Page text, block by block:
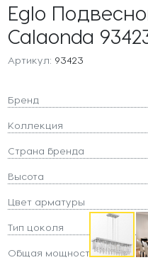
Eglo
Calaonda
Артикул: 93423
Бренд
Коллекция
Страна бренда
Высота
Цвет арматуры
Тип цоколя
Общая мощность